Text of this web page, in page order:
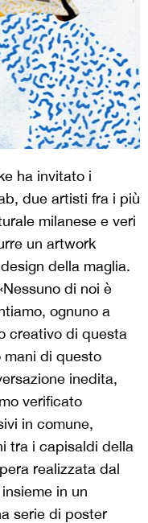
ha invitato i
due artisti fra i più
milanese e veri
un artwork
della maglia.
di noi è
ognuno a
creativo di questa
di questo
inedita,
verificato
in comune,
tra i capisaldi della
realizzata dal
in un
serie di poster